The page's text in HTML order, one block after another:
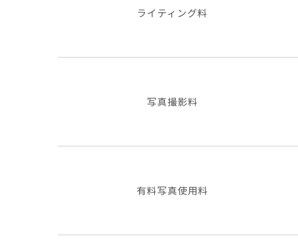
ライティング料
写真撮影料
有料写真使用料